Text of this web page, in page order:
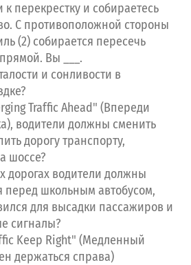
перекрестку и собираетесь
С противоположной стороны
(2) собирается пересечь
Вы ___.
и сонливости в
Traffic Ahead" (Впереди
водители должны сменить
дорогу транспорту,
шоссе?
дорогах водители должны
перед школьным автобусом,
для высадки пассажиров и
сигналы?
Keep Right" (Медленный
держаться справа)